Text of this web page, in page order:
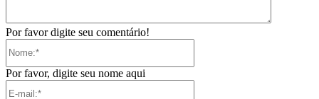
Por favor digite seu comentário!
Por favor, digite seu nome aqui